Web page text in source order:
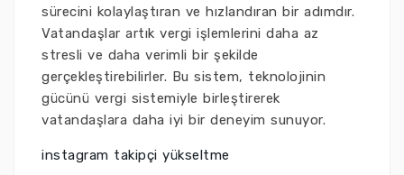
sürecini kolaylaştıran ve hızlandıran bir adımdır.
Vatandaşlar artık vergi işlemlerini daha az
stresli ve daha verimli bir şekilde
gerçekleştirebilirler. Bu sistem, teknolojinin
gücünü vergi sistemiyle birleştirerek
vatandaşlara daha iyi bir deneyim sunuyor.
instagram takipçi yükseltme